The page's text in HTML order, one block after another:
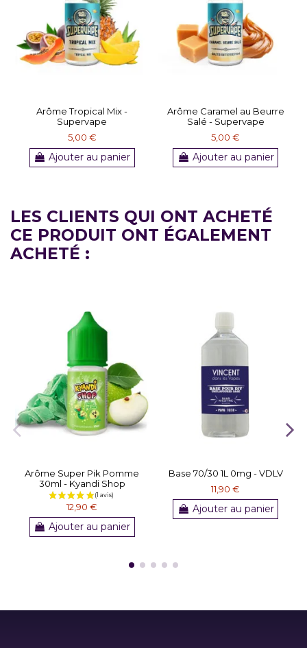
Arôme Tropical Mix -
Supervape
5,00 €
Ajouter au panier
Arôme Caramel au Beurre
Salé - Supervape
5,00 €
Ajouter au panier
LES CLIENTS QUI ONT ACHETÉ
CE PRODUIT ONT ÉGALEMENT
ACHETÉ :
Arôme Super Pik Pomme
30ml - Kyandi Shop
12,90 €
Ajouter au panier
Base 70/30 1L 0mg - VDLV
11,90 €
Ajouter au panier